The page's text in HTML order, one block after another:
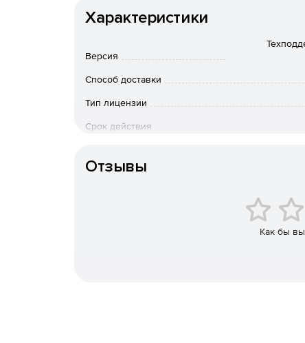
безопасности конфиденциальной информации,
Основные возможности:
клиентов.
Подготовка и отзыв паролей для большого
Запись видео и аудит привилегированного
Характеристики
Версия
Способ доставки
Тип лицензии
Срок действия
Отзывы
Как бы